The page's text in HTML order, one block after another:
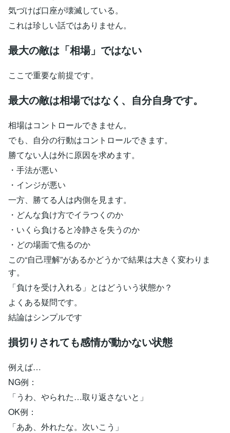
気づけば口座が壊滅している。
これは珍しい話ではありません。
最大の敵は「相場」ではない
ここで重要な前提です。
最大の敵は相場ではなく、自分自身です。
相場はコントロールできません。
でも、自分の行動はコントロールできます。
勝てない人は外に原因を求めます。
・手法が悪い
・インジが悪い
一方、勝てる人は内側を見ます。
・どんな負け方でイラつくのか
・いくら負けると冷静さを失うのか
・どの場面で焦るのか
この“自己理解”があるかどうかで結果は大きく変わりま
す。
「負けを受け入れる」とはどういう状態か？
よくある疑問です。
結論はシンプルです
損切りされても感情が動かない状態
例えば…
NG例：
「うわ、やられた…取り返さないと」
OK例：
「ああ、外れたな。次いこう」